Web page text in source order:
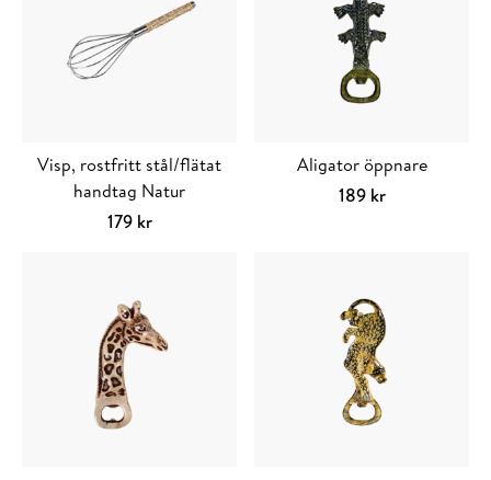
Visp, rostfritt stål/flätat
handtag Natur
179 kr
Aligator öppnare
189 kr